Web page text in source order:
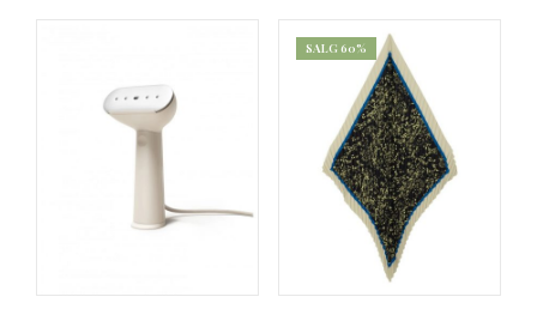
SALG 60%